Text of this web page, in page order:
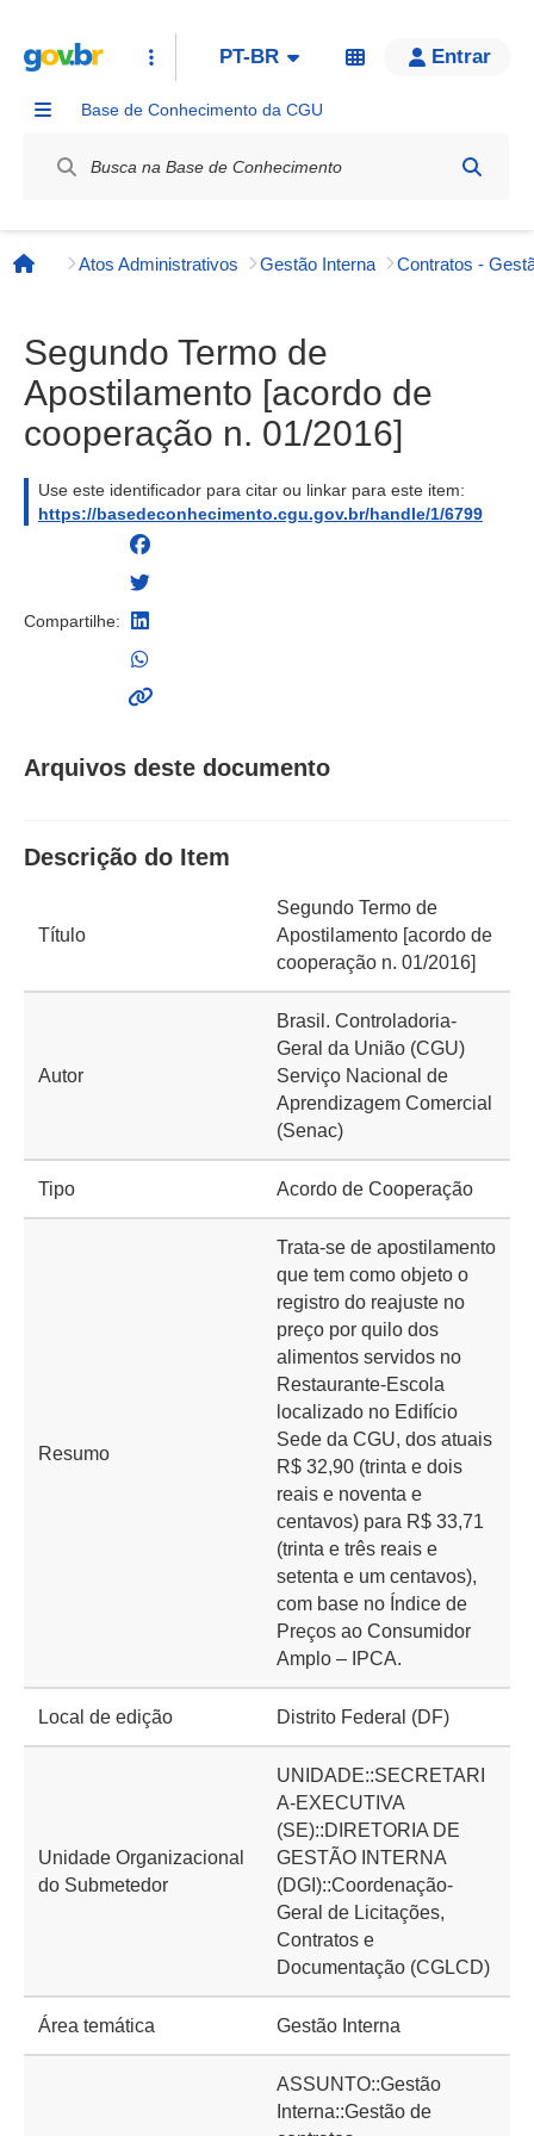
PT-BR Entrar
Base de Conhecimento da CGU
Página inicial
Atos Administrativos Gestão Interna Contratos -
Segundo Termo de
Apostilamento [acordo de
cooperação n. 01/2016]
Use este identificador para citar ou linkar para este item:
https://basedeconhecimento.cgu.gov.br/handle/1/6799
Compartilhe:
Arquivos deste documento
Descrição do Item
Título
Segundo Termo de
Apostilamento [acordo de
cooperação n. 01/2016]
Autor
Brasil. Controladoria-
Geral da União (CGU)
Serviço Nacional de
Aprendizagem Comercial
(Senac)
Tipo Acordo de Cooperação
Resumo
Trata-se de apostilamento
que tem como objeto o
registro do reajuste no
preço por quilo dos
alimentos servidos no
Restaurante-Escola
localizado no Edifício
Sede da CGU, dos atuais
R$ 32,90 (trinta e dois
reais e noventa e
centavos) para R$ 33,71
(trinta e três reais e
setenta e um centavos),
com base no Índice de
Preços ao Consumidor
Amplo – IPCA.
Local de edição Distrito Federal (DF)
Unidade Organizacional
do Submetedor
UNIDADE::SECRETARI
A-EXECUTIVA
(SE)::DIRETORIA DE
GESTÃO INTERNA
(DGI)::Coordenação-
Geral de Licitações,
Contratos e
Documentação (CGLCD)
Área temática Gestão Interna
ASSUNTO::Gestão
Interna::Gestão de